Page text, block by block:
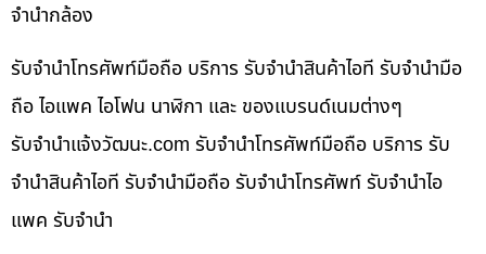
จำนำกล้อง
รับจำนำโทรศัพท์มือถือ บริการ รับจำนำสินค้าไอที รับจำนำมือ
ถือ ไอแพค ไอโฟน นาฬิกา และ ของแบรนด์เนมต่างๆ
รับจํานําแจ้งวัฒนะ.com รับจำนำโทรศัพท์มือถือ บริการ รับ
จำนำสินค้าไอที รับจำนำมือถือ รับจำนำโทรศัพท์ รับจำนำไอ
แพค รับจำนำ